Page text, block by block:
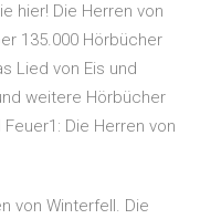
hier! Die Herren von
135.000 Hörbücher
Lied von Eis und
weitere Hörbücher
Die Herren von
von Winterfell. Die